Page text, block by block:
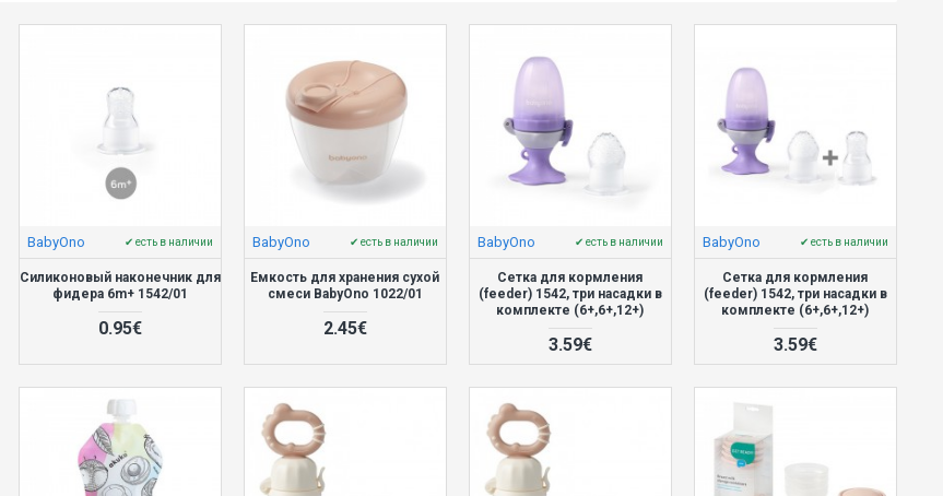
BabyOno ✔ есть в наличии
Силиконовый наконечник для
фидера 6m+ 1542/01
0.95€
BabyOno ✔ есть в наличии
Емкость для хранения сухой
смеси BabyOno 1022/01
2.45€
BabyOno ✔ есть в наличии
Сетка для кормления
(feeder) 1542, три насадки в
комплекте (6+,6+,12+)
3.59€
BabyOno ✔ есть в наличии
Сетка для кормления
(feeder) 1542, три насадки в
комплекте (6+,6+,12+)
3.59€